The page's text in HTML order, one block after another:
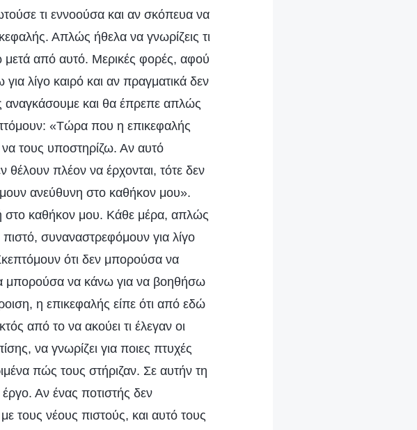
τι εννοούσα και αν σκόπευα να
Απλώς ήθελα να γνωρίζεις τι
μετά από αυτό. Μερικές φορές, αφού
λίγο καιρό και αν πραγματικά δεν
αναγκάσουμε και θα έπρεπε απλώς
«Τώρα που η επικεφαλής
να τους υποστηρίζω. Αν αυτό
θέλουν πλέον να έρχονται, τότε δεν
ανεύθυνη στο καθήκον μου».
στο καθήκον μου. Κάθε μέρα, απλώς
συναναστρεφόμουν για λίγο
ότι δεν μπορούσα να
μπορούσα να κάνω για να βοηθήσω
η επικεφαλής είπε ότι από εδώ
από το να ακούει τι έλεγαν οι
να γνωρίζει για ποιες πτυχές
πώς τους στήριζαν. Σε αυτήν τη
Αν ένας ποτιστής δεν
τους νέους πιστούς, και αυτό τους